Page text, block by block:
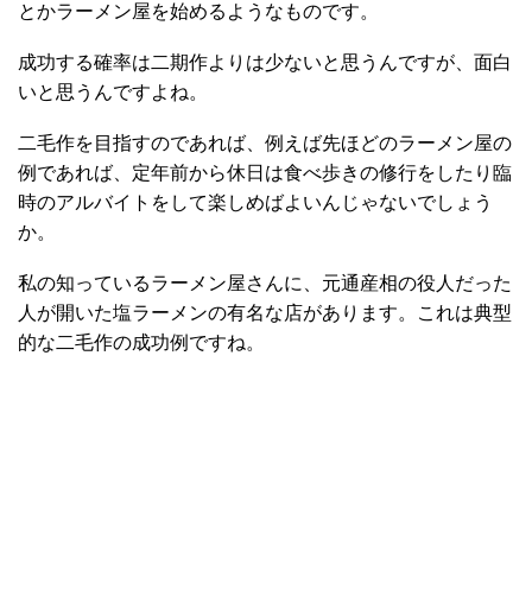
とかラーメン屋を始めるようなものです。
成功する確率は二期作よりは少ないと思うんですが、面白
いと思うんですよね。
二毛作を目指すのであれば、例えば先ほどのラーメン屋の
例であれば、定年前から休日は食べ歩きの修行をしたり臨
時のアルバイトをして楽しめばよいんじゃないでしょう
か。
私の知っているラーメン屋さんに、元通産相の役人だった
人が開いた塩ラーメンの有名な店があります。これは典型
的な二毛作の成功例ですね。